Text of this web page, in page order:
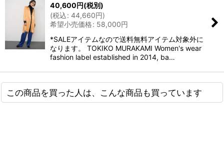
40,600円(税別)
(税込: 44,660円)
希望小売価格: 58,000円
*SALEアイテムなので送料無料アイテム対象外に
なります。 TOKIKO MURAKAMI Women's wear
fashion label established in 2014, ba…
この商品を買った人は、こんな商品も買っています